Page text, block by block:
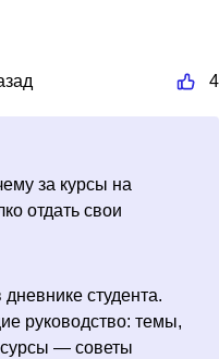
4
за курсы на
отдать свои
студента.
руководство: темы,
— советы